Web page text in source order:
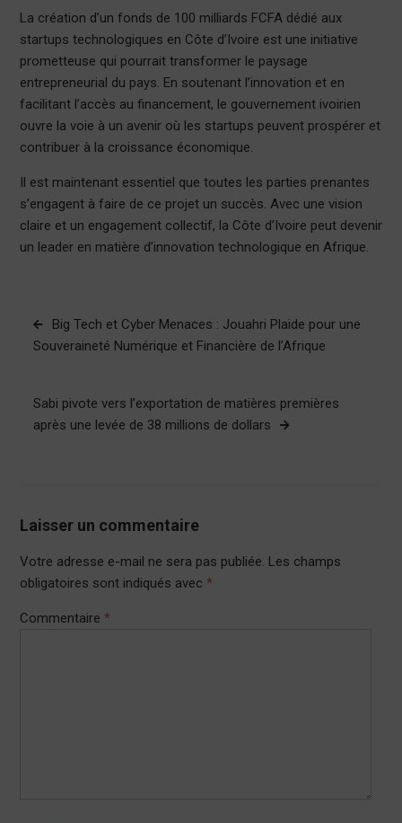
La création d’un fonds de 100 milliards FCFA dédié aux
startups technologiques en Côte d’Ivoire est une initiative
prometteuse qui pourrait transformer le paysage
entrepreneurial du pays. En soutenant l’innovation et en
facilitant l’accès au financement, le gouvernement ivoirien
ouvre la voie à un avenir où les startups peuvent prospérer et
contribuer à la croissance économique.
Il est maintenant essentiel que toutes les parties prenantes
s’engagent à faire de ce projet un succès. Avec une vision
claire et un engagement collectif, la Côte d’Ivoire peut devenir
un leader en matière d’innovation technologique en Afrique.
Navigation
de
Big Tech et Cyber Menaces : Jouahri Plaide pour une
Souveraineté Numérique et Financière de l’Afrique
Sabi pivote vers l’exportation de matières premières
après une levée de 38 millions de dollars
Laisser un commentaire
Votre adresse e-mail ne sera pas publiée. Les champs
obligatoires sont indiqués avec *
Commentaire *